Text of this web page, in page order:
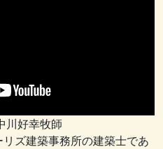
川好幸牧師
リズ建築事務所の建築士であ